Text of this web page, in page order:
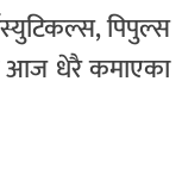
पिपुल्स
आज धेरै कमाएका